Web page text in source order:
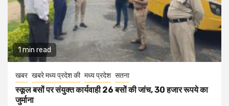
1 min read
खबर खबरे मध्य प्रदेश की मध्य प्रदेश सतना
स्कूल बसों पर संयुक्त कार्यवाही 26 बसों की जांच, 30 हजार रूपये का
जुर्माना